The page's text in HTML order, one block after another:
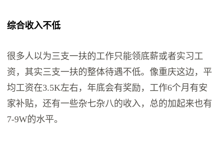
综合收入不低
很多人以为三支一扶的工作只能领底薪或者实习工
资，其实三支一扶的整体待遇不低。像重庆这边，平
均工资在3.5K左右，年底会有奖励，工作6个月有安
家补贴，还有一些杂七杂八的收入，总的加起来也有
7-9W的水平。